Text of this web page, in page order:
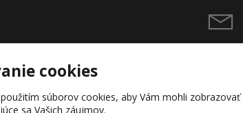
cookies
súborov cookies, aby Vám mohli zobrazovať
sa Vašich záujmov.